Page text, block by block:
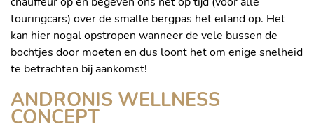
touringcars) over de smalle bergpas het eiland op. Het
kan hier nogal opstropen wanneer de vele bussen de
bochtjes door moeten en dus loont het om enige snelheid
te betrachten bij aankomst!
ANDRONIS WELLNESS
CONCEPT